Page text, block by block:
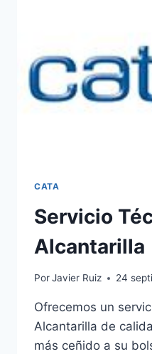
CATA
Servicio
Alcantarilla
PorJavier Ruiz 24
Ofrecemos un
Alcantarilla de
más ceñido a su